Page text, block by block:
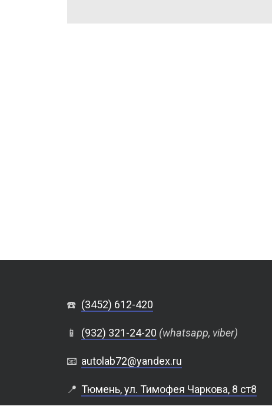
☎️ (3452) 612-420
📱 (932) 321-24-20 (whatsapp, viber)
📧 autolab72@yandex.ru
📍 Тюмень, ул. Тимофея Чаркова, 8 ст8